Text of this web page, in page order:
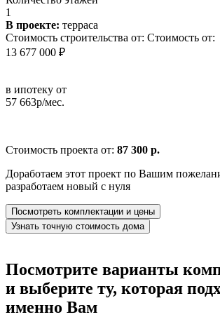
1
В проекте: терраса
Стоимость строительства от: Стоимость от:
13 677 000 ₽
в ипотеку от
57 663р/мес.
Стоимость проекта от: 87 300 р.
Доработаем этот проект по Вашим
разработаем новый с нуля
Посмотреть комплектации и цены
Узнать точную стоимость дома
Посмотрите варианты
и выберите ту, которая
именно Вам